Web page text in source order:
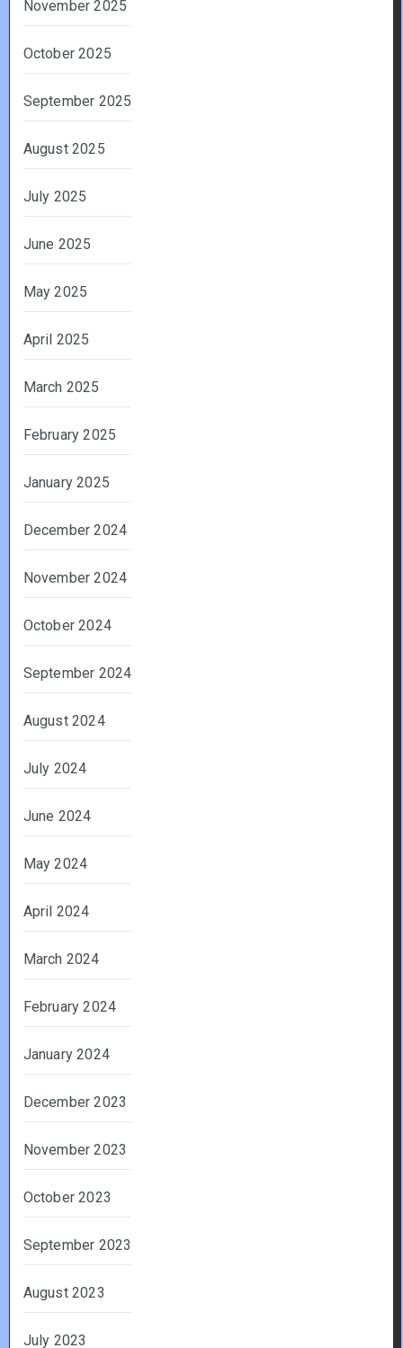
November 2025
October 2025
September 2025
August 2025
July 2025
June 2025
May 2025
April 2025
March 2025
February 2025
January 2025
December 2024
November 2024
October 2024
September 2024
August 2024
July 2024
June 2024
May 2024
April 2024
March 2024
February 2024
January 2024
December 2023
November 2023
October 2023
September 2023
August 2023
July 2023